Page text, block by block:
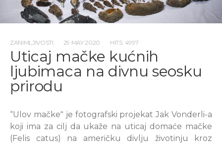
ZANIMLJIVOSTI 29 MAY 2020 HITS: 4997
Uticaj mačke kućnih
ljubimaca na divnu seosku
prirodu
“Ulov mačke" je fotografski projekat Jak Vonderli-a
koji ima za cilj da ukaže na uticaj domaće mačke
(Felis catus) na američku divlju životinju kroz